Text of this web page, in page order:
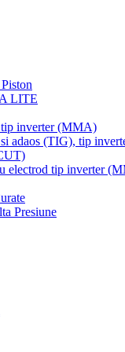
LITE
tip inverter (MMA)
adaos (TIG), tip
electrod tip inverter
Presiune